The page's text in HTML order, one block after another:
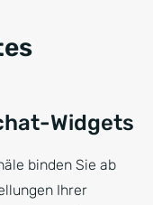
Widgets
binden Sie ab
Ihrer